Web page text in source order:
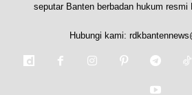
seputar Banten berbadan hukum
Hubungi kami: